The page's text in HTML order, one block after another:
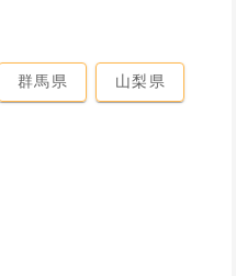
群馬県 山梨県